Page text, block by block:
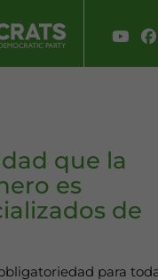
que la
es
de
para